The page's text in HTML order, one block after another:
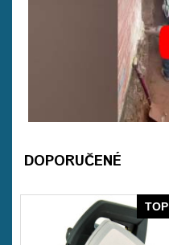
DOPORUČENÉ
TOP